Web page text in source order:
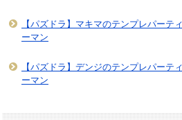
【パズドラ】マキマのテンプレパーテ
ーマン
【パズドラ】デンジのテンプレパーテ
ーマン